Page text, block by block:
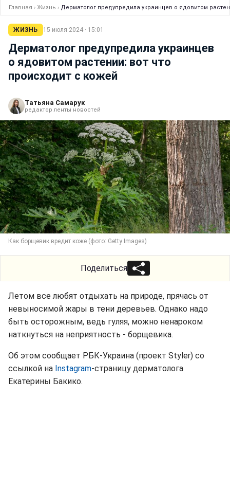
Главная › Жизнь › Дерматолог предупредила украинцев о ядовитом
ЖИЗНЬ 15 июля 2024 · 15:01
Дерматолог предупредила украинцев
о ядовитом растении: вот что
происходит с кожей
Татьяна Самарук
редактор ленты новостей
Как борщевик вредит коже (фото: Getty Images)
Поделиться
Летом все любят отдыхать на природе, прячась от
невыносимой жары в тени деревьев. Однако надо
быть осторожным, ведь гуляя, можно ненароком
наткнуться на неприятность - борщевика.
Об этом сообщает РБК-Украина (проект Styler) со
ссылкой на Instagram-страницу дерматолога
Екатерины Бакико.